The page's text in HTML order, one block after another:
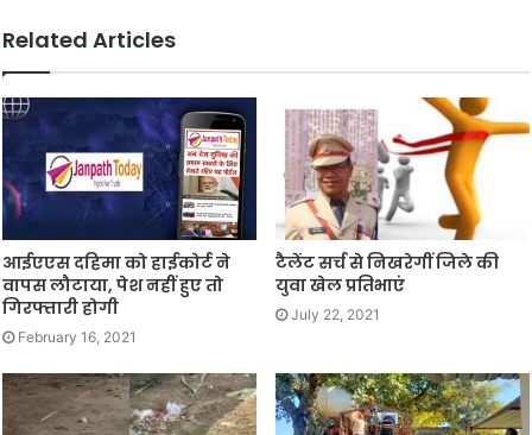
Related Articles
आईएएस दहिमा को हाईकोर्ट ने
वापस लौटाया, पेश नहीं हुए तो
गिरफ्तारी होगी
February 16, 2021
टैलेंट सर्च से निखरेगीं जिले की
युवा खेल प्रतिभाएं
July 22, 2021